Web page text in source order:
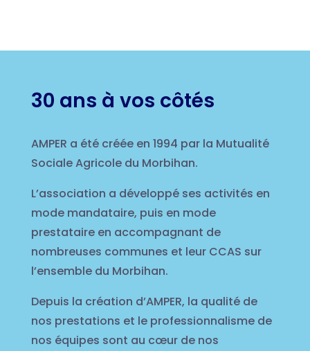
30 ans à vos côtés
AMPER a été créée en 1994 par la Mutualité
Sociale Agricole du Morbihan.
L’association a développé ses activités en
mode mandataire, puis en mode
prestataire en accompagnant de
nombreuses communes et leur CCAS sur
l’ensemble du Morbihan.
Depuis la création d’AMPER, la qualité de
nos prestations et le professionnalisme de
nos équipes sont au cœur de nos